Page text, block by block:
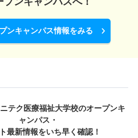
ンキャンパス情報をみる
テク医療福祉大学校のオープンキ
ャンパス・
最新情報をいち早く確認！